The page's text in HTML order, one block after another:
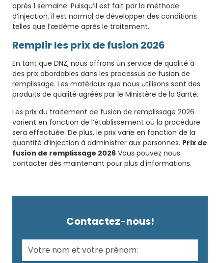
après 1 semaine. Puisqu’il est fait par la méthode
d’injection, il est normal de développer des conditions
telles que l’œdème après le traitement.
Remplir les prix de fusion 2026
En tant que DNZ, nous offrons un service de qualité à
des prix abordables dans les processus de fusion de
remplissage. Les matériaux que nous utilisons sont des
produits de qualité agréés par le Ministère de la Santé.
Les prix du traitement de fusion de remplissage 2026
varient en fonction de l’établissement où la procédure
sera effectuée. De plus, le prix varie en fonction de la
quantité d’injection à administrer aux personnes. Prix de
fusion de remplissage 2026 Vous pouvez nous
contacter dès maintenant pour plus d’informations.
Contactez-nous!